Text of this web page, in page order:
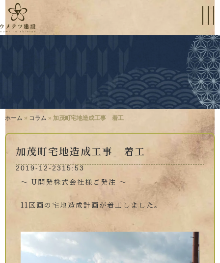
ホーム » コラム » 加茂町宅地造成工事 着工
加茂町宅地造成工事 着工
2019-12-23 15:53
～ U開発株式会社様ご発注 ～
11区画の宅地造成計画が着工しました。